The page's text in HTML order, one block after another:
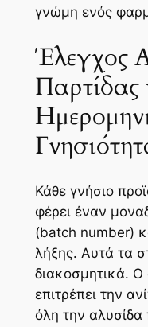
γνώμη ενός
Έλεγχος
Παρτίδας
Κάθε γνήσιο
φέρει έναν
(batch number)
λήξης. Αυτά τα
διακοσμητικά. Ο
επιτρέπει την
όλη την